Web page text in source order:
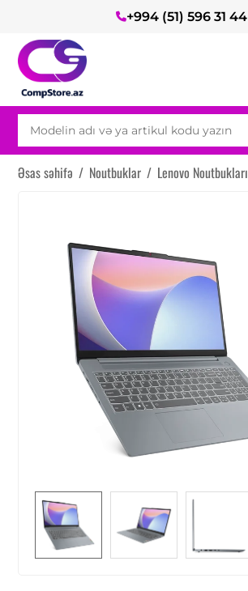
+994 (51) 596 31 44
Əsas səhifə / Noutbuklar / Lenovo Noutbukları